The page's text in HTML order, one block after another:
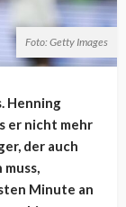
Foto: Getty Images
Henning
er nicht mehr
der auch
Minute an